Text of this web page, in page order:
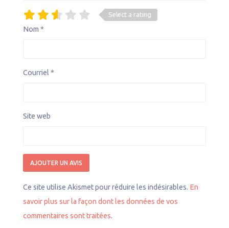
Select a rating
Nom *
Courriel *
Site web
Ce site utilise Akismet pour réduire les indésirables. En
savoir plus sur la façon dont les données de vos
commentaires sont traitées.